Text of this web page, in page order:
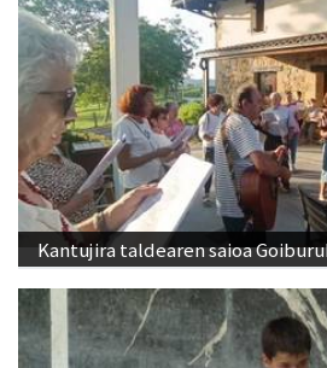
Kantujira taldearen saioa